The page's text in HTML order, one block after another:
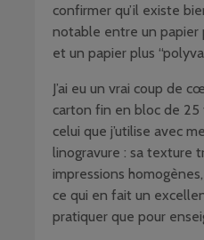
confirmer qu’il existe
notable entre un papier
et un papier plus
J’ai eu un vrai coup de
carton fin en bloc de 25
celui que j’utilise avec
linogravure : sa texture
impressions
ce qui en fait un
pratiquer que pour